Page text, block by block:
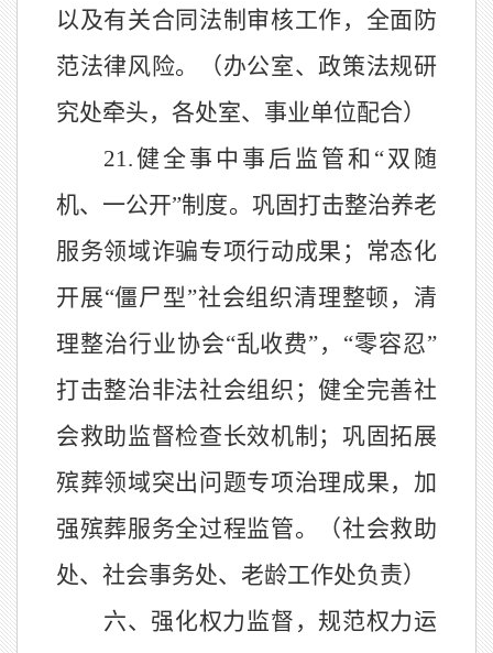
以及有关合同法制审核工作，全面防
范法律风险。（办公室、政策法规研
究处牵头，各处室、事业单位配合）
21.健全事中事后监管和 “双随
机、一公开”制度。巩固打击整治养老
服务领域诈骗专项行动成果；常态化
开展“僵尸型”社会组织清理整顿，清
理整治行业协会“乱收费”， “零容忍”
打击整治非法社会组织；健全完善社
会救助监督检查长效机制；巩固拓展
殡葬领域突出问题专项治理成果，加
强殡葬服务全过程监管。（社会救助
处、社会事务处、老龄工作处负责）
六、强化权力监督，规范权力运